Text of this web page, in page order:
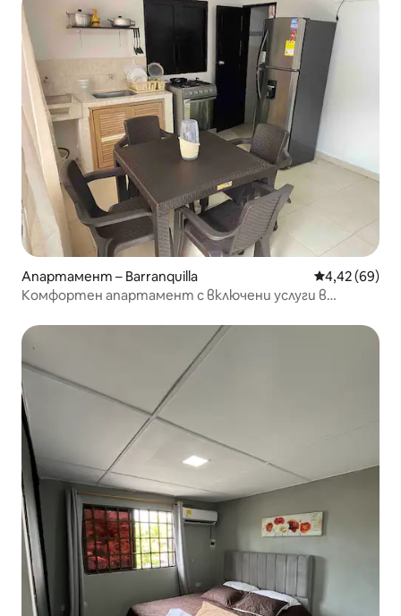
Апартамент – Barranquilla Средна
4,42 (69)
Комфортен апартамент с включени услуги в